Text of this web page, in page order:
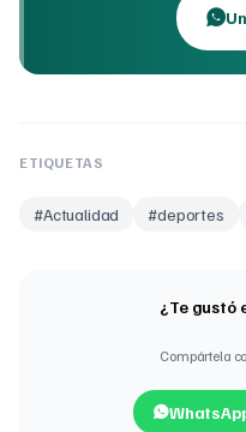
ETIQUETAS
#Actualidad #deportes
¿Te gustó
Compártela